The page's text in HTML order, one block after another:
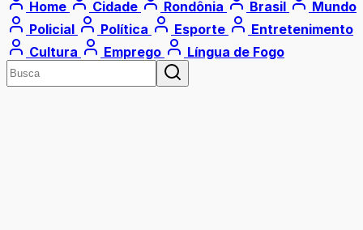
Home Cidade Rondônia Brasil
Mundo
Policial
Política Esporte
Entretenimento
Cultura
Emprego Língua de Fogo